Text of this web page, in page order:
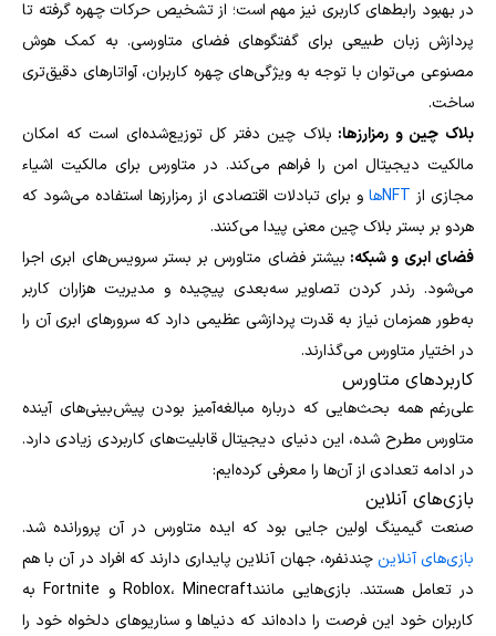
در بهبود رابط‌های کاربری نیز مهم است؛ از تشخیص حرکات چهره گرفته تا
پردازش زبان طبیعی برای گفتگوهای فضای متاورسی. به کمک هوش
مصنوعی می‌توان با توجه به ویژگی‌های چهره کاربران، آواتارهای دقیق‌تری
ساخت.
بلاک چین و رمزارزها: بلاک چین دفتر کل توزیع‌شده‌ای است که امکان
مالکیت دیجیتال امن را فراهم می‌کند. در متاورس برای مالکیت اشیاء
مجازی از NFTها و برای تبادلات اقتصادی از رمزارزها استفاده می‌شود که
هردو بر بستر بلاک چین معنی پیدا می‌کنند.
فضای ابری و شبکه: بیشتر فضای متاورس بر بستر سرویس‌های ابری اجرا
می‌شود. رندر کردن تصاویر سه‌بعدی پیچیده و مدیریت هزاران کاربر
به‌طور همزمان نیاز به قدرت پردازشی عظیمی دارد که سرورهای ابری آن را
در اختیار متاورس می‌گذارند.
کاربردهای متاورس
علی‌رغم همه بحث‌هایی که درباره مبالغه‌آمیز بودن پیش‌بینی‌‎های آینده
متاورس مطرح شده، این دنیای دیجیتال قابلیت‌های کاربردی زیادی دارد.
در ادامه تعدادی از آن‌ها را معرفی کرده‌ایم:
بازی‌های آنلاین
صنعت گیمینگ اولین جایی بود که ایده متاورس در آن پرورانده شد.
بازی‌های آنلاین چندنفره، جهان آنلاین پایداری دارند که افراد در آن با هم
در تعامل هستند. بازی‌هایی مانندRoblox، Minecraft و Fortnite به
کاربران خود این فرصت را داده‌اند که دنیاها و سناریوهای دلخواه خود را